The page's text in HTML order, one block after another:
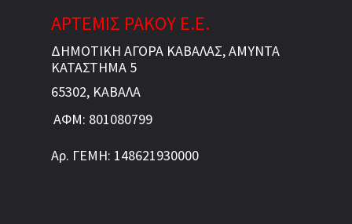
ΑΡΤΕΜΙΣ ΡΑΚΟΥ Ε.Ε.
ΔΗΜΟΤΙΚΗ ΑΓΟΡΑ ΚΑΒΑΛΑΣ, ΑΜΥΝΤΑ
ΚΑΤΑΣΤΗΜΑ 5
65302, ΚΑΒΑΛΑ
ΑΦΜ: 801080799
Αρ. ΓΕΜΗ: 148621930000